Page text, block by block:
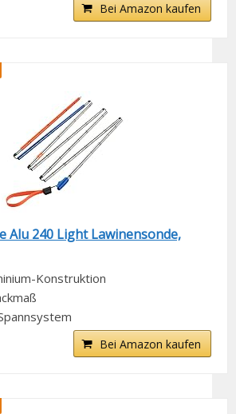
Bei Amazon kaufen
Alu 240 Light Lawinensonde,
Konstruktion
Bei Amazon kaufen